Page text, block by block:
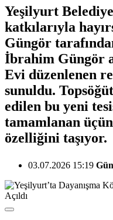
Yeşilyurt
katkılarıyla
Güngör
İbrahim Güngör
Evi düzenlenen
sunuldu.
edilen bu yeni
tamamlanan
özelliğini taşıyor.
03.07.2026 15:19